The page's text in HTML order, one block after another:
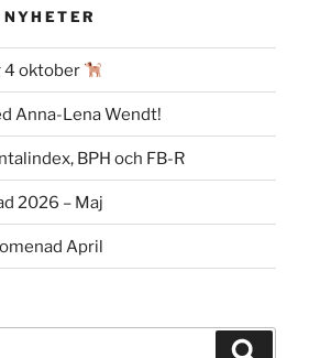
4 oktober
Anna-Lena Wendt!
BPH och FB-R
2026 – Maj
April